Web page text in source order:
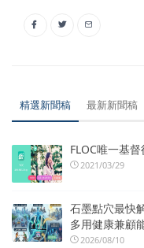
精選新聞稿 最新新聞稿
FLOC唯一基
2021/03/29
石墨點穴最快
多用健康兼顧
2026/08/10